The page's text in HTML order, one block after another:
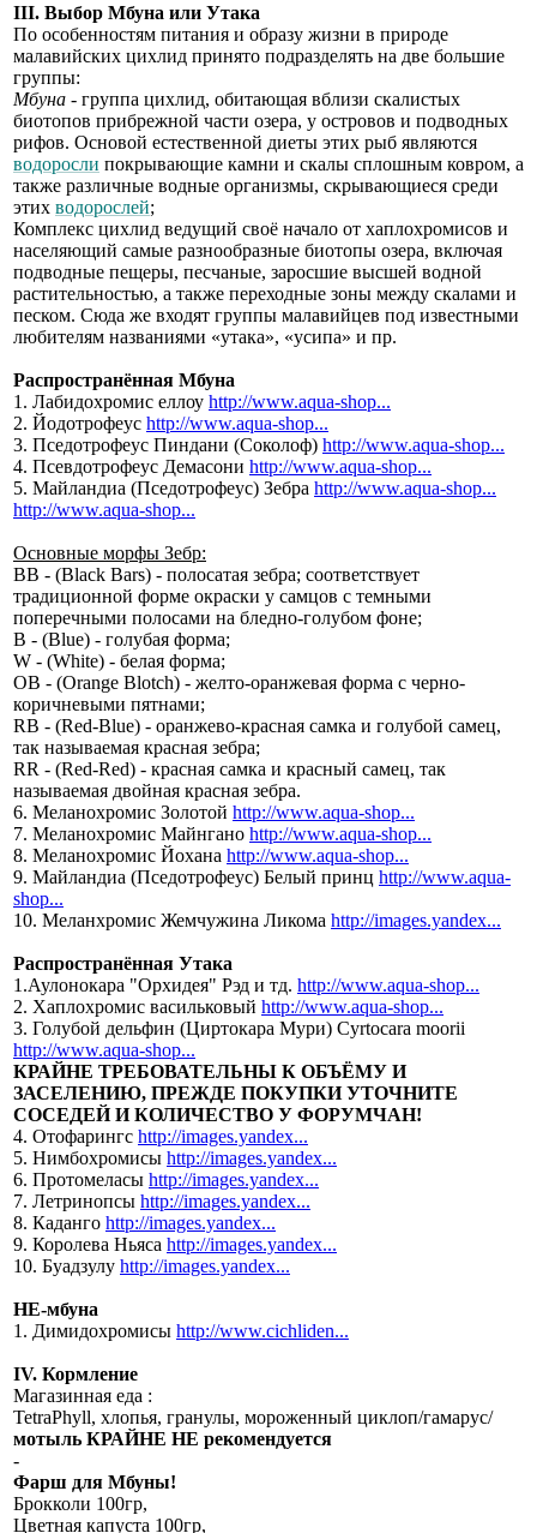
III. Выбор Мбуна или Утака
По особенностям питания и образу жизни в природе
малавийских цихлид принято подразделять на две большие
группы:
Мбуна - группа цихлид, обитающая вблизи скалистых
биотопов прибрежной части озера, у островов и подводных
рифов. Основой естественной диеты этих рыб являются
водоросли покрывающие камни и скалы сплошным ковром, а
также различные водные организмы, скрывающиеся среди
этих водорослей;
Комплекс цихлид ведущий своё начало от хаплохромисов и
населяющий самые разнообразные биотопы озера, включая
подводные пещеры, песчаные, заросшие высшей водной
растительностью, а также переходные зоны между скалами и
песком. Сюда же входят группы малавийцев под известными
любителям названиями «утака», «усипа» и пр.
Распространённая Мбуна
1. Лабидохромис еллоу http://www.aqua-shop...
2. Йодотрофеус http://www.aqua-shop...
3. Пседотрофеус Пиндани (Соколоф) http://www.aqua-shop...
4. Псевдотрофеус Демасони http://www.aqua-shop...
5. Майландиа (Пседотрофеус) Зебра http://www.aqua-shop...
http://www.aqua-shop...
Основные морфы Зебр:
ВВ - (Black Bars) - полосатая зебра; соответствует
традиционной форме окраски у самцов с темными
поперечными полосами на бледно-голубом фоне;
В - (Blue) - голубая форма;
W - (White) - белая форма;
OВ - (Orange Blotch) - желто-оранжевая форма с черно-
коричневыми пятнами;
RB - (Red-Blue) - оранжево-красная самка и голубой самец,
так называемая красная зебра;
RR - (Red-Red) - красная самка и красный самец, так
называемая двойная красная зебра.
6. Меланохромис Золотой http://www.aqua-shop...
7. Меланохромис Майнгано http://www.aqua-shop...
8. Меланохромис Йохана http://www.aqua-shop...
9. Майландиа (Пседотрофеус) Белый принц http://www.aqua-
shop...
10. Меланхромис Жемчужина Ликома http://images.yandex...
Распространённая Утака
1.Аулонокара "Орхидея" Рэд и тд. http://www.aqua-shop...
2. Хаплохромис васильковый http://www.aqua-shop...
3. Голубой дельфин (Циртокара Мури) Cyrtocara moorii
http://www.aqua-shop...
КРАЙНЕ ТРЕБОВАТЕЛЬНЫ К ОБЪЁМУ И
ЗАСЕЛЕНИЮ, ПРЕЖДЕ ПОКУПКИ УТОЧНИТЕ
СОСЕДЕЙ И КОЛИЧЕСТВО У ФОРУМЧАН!
4. Отофарингс http://images.yandex...
5. Нимбохромисы http://images.yandex...
6. Протомеласы http://images.yandex...
7. Летринопсы http://images.yandex...
8. Каданго http://images.yandex...
9. Королева Ньяса http://images.yandex...
10. Буадзулу http://images.yandex...
НЕ-мбуна
1. Димидохромисы http://www.cichliden...
IV. Кормление
Магазинная еда :
TetraPhyll, хлопья, гранулы, мороженный циклоп/гамарус/
мотыль КРАЙНЕ НЕ рекомендуется
-
Фарш для Мбуны!
Брокколи 100гр,
Цветная капуста 100гр,